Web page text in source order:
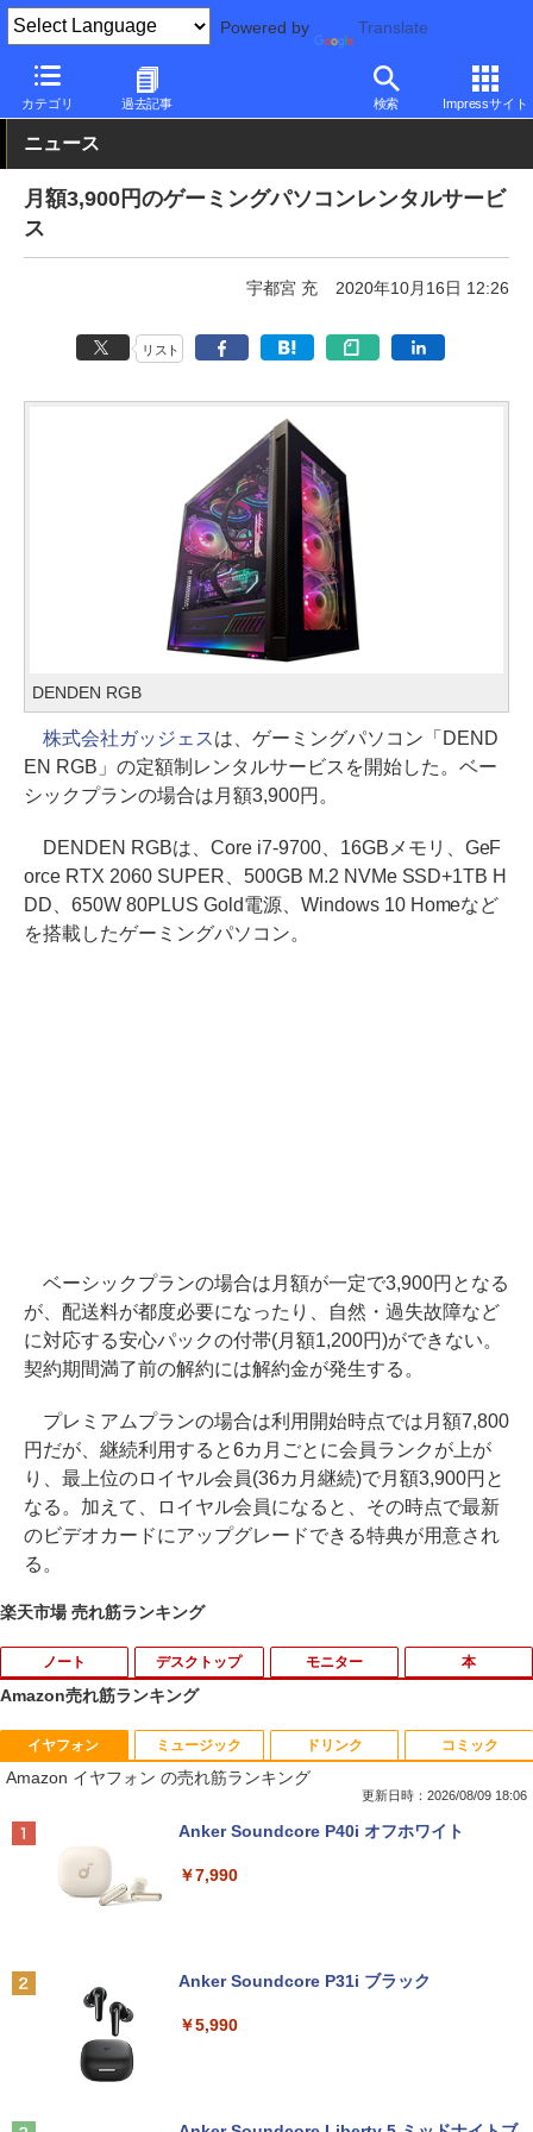
Powered by Translate
カテゴリ 過去記事 検索 Impressサイト
PC Watch パソコン/タブレット/スマートフォン ゲーミングパソ
ニュース
月額3,900円のゲーミングパソコンレンタルサービ
ス
宇都宮 充 2020年10月16日 12:26
リスト
DENDEN RGB
株式会社ガッジェスは、ゲーミングパソコン「DEND
EN RGB」の定額制レンタルサービスを開始した。ベー
シックプランの場合は月額3,900円。
DENDEN RGBは、Core i7-9700、16GBメモリ、GeF
orce RTX 2060 SUPER、500GB M.2 NVMe SSD+1TB H
DD、650W 80PLUS Gold電源、Windows 10 Homeなど
を搭載したゲーミングパソコン。
ベーシックプランの場合は月額が一定で3,900円となる
が、配送料が都度必要になったり、自然・過失故障など
に対応する安心パックの付帯(月額1,200円)ができない。
契約期間満了前の解約には解約金が発生する。
プレミアムプランの場合は利用開始時点では月額7,800
円だが、継続利用すると6カ月ごとに会員ランクが上が
り、最上位のロイヤル会員(36カ月継続)で月額3,900円と
なる。加えて、ロイヤル会員になると、その時点で最新
のビデオカードにアップグレードできる特典が用意され
る。
楽天市場 売れ筋ランキング
ノート
1
良品 フルHD 12.5インチ SONY VAIO Pr
o PJ VJPJ13C11N / Windows11/ 超高性
能 第10世代Core i5-1035G1/ 8GB/ 爆速
6/ Office付き/ Win11【中古ノートパソコ
あす楽対応 即日発送
ートパソコン 新品 Intel Pentium GOLD
デスクトップ
1
＼11日まで限定価格／【楽天1位】デス
クトップパソコン 新品 福袋 5点セット
WPS Office付き 第12世代 Intel Corei3 1
1TB Windows11 事務 在宅ワーク 安い
ス オフィス業務 事務作業 デスクワーク
スクトップPC デスクトップパソコン ビ
モニター
1
ec訳あり☆PHILIPS 223V5L HDMI接続
できます
￥3,999
EIZO IIYAMA 三菱 富士通 NEC IO-DATA
【中古】
本
1
あなたが誰かを殺した （講談社文庫） [
東野 圭吾 ]
￥1,023
￥1,760
Amazon売れ筋ランキング
イヤフォン
Amazon イヤフォン の売れ筋ランキング
更新日時：2026/08/09 18:06
Anker Soundcore P40i オフホワイト
￥7,990
Anker Soundcore P31i ブラック
￥5,990
ミュージック ドリンク コミック